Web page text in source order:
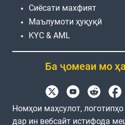
Сиёсати махфият
Маълумоти ҳуқуқӣ
KYC & AML
Ба ҷомеаи мо
Номҳои маҳсулот,
дар ин вебсайт истифода